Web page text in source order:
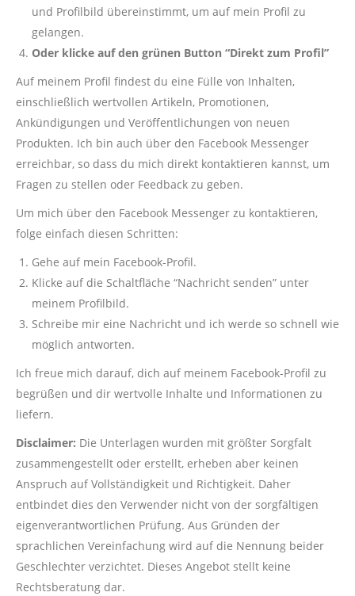
und Profilbild übereinstimmt, um auf mein Profil zu
gelangen.
Oder klicke auf den grünen Button “Direkt zum Profil”
Auf meinem Profil findest du eine Fülle von Inhalten,
einschließlich wertvollen Artikeln, Promotionen,
Ankündigungen und Veröffentlichungen von neuen
Produkten. Ich bin auch über den Facebook Messenger
erreichbar, so dass du mich direkt kontaktieren kannst, um
Fragen zu stellen oder Feedback zu geben.
Um mich über den Facebook Messenger zu kontaktieren,
folge einfach diesen Schritten:
Gehe auf mein Facebook-Profil.
Klicke auf die Schaltfläche “Nachricht senden” unter
meinem Profilbild.
Schreibe mir eine Nachricht und ich werde so schnell wie
möglich antworten.
Ich freue mich darauf, dich auf meinem Facebook-Profil zu
begrüßen und dir wertvolle Inhalte und Informationen zu
liefern.
Disclaimer: Die Unterlagen wurden mit größter Sorgfalt
zusammengestellt oder erstellt, erheben aber keinen
Anspruch auf Vollständigkeit und Richtigkeit. Daher
entbindet dies den Verwender nicht von der sorgfältigen
eigenverantwortlichen Prüfung. Aus Gründen der
sprachlichen Vereinfachung wird auf die Nennung beider
Geschlechter verzichtet. Dieses Angebot stellt keine
Rechtsberatung dar.